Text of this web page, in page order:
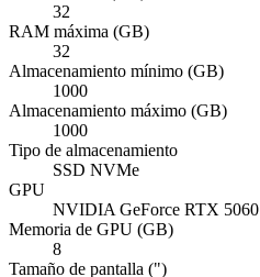
32
RAM máxima (GB)
32
Almacenamiento mínimo (GB)
1000
Almacenamiento máximo (GB)
1000
Tipo de almacenamiento
SSD NVMe
GPU
NVIDIA GeForce RTX 5060
Memoria de GPU (GB)
8
Tamaño de pantalla (")